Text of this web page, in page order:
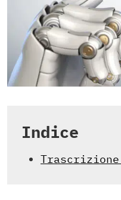
Indice